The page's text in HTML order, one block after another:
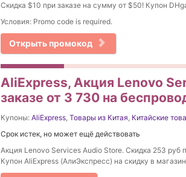
Скидка $10 при заказе на сумму от $50! Купон
Условия: Promo code is required.
Открыть промокод
AliExpress, Акция Lenovo
заказе от 3 730 на
Купоны: AliExpress, Товары из Китая, Китайские
Срок истек, но может ещё действовать
Акция Lenovo Services Audio Store. Скидка 253 руб
Купон AliExpress (АлиЭкспресс) на скидку в